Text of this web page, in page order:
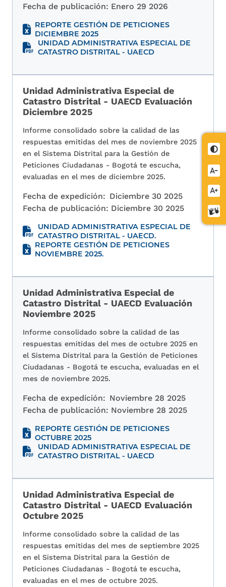
de
Fecha de publicación: Enero 29 2026
REPORTE GESTIÓN DE PETICIONES
DICIEMBRE 2025
UNIDAD ADMINISTRATIVA ESPECIAL DE
CATASTRO DISTRITAL - UAECD
Unidad Administrativa Especial de
Catastro Distrital - UAECD Evaluación
Diciembre 2025
Informe consolidado sobre la calidad de las
respuestas emitidas del mes de noviembre 2025
en el Sistema Distrital para la Gestión de
Peticiones Ciudadanas - Bogotá te escucha,
evaluadas en el mes de diciembre 2025.
Fecha de expedición: Diciembre 30 2025
Fecha de publicación: Diciembre 30 2025
UNIDAD ADMINISTRATIVA ESPECIAL DE
CATASTRO DISTRITAL - UAECD.
REPORTE GESTIÓN DE PETICIONES
NOVIEMBRE 2025.
Unidad Administrativa Especial de
Catastro Distrital - UAECD Evaluación
Noviembre 2025
Informe consolidado sobre la calidad de las
respuestas emitidas del mes de octubre 2025 en
el Sistema Distrital para la Gestión de Peticiones
Ciudadanas - Bogotá te escucha, evaluadas en el
mes de noviembre 2025.
Fecha de expedición: Noviembre 28 2025
Fecha de publicación: Noviembre 28 2025
REPORTE GESTIÓN DE PETICIONES
OCTUBRE 2025
UNIDAD ADMINISTRATIVA ESPECIAL DE
CATASTRO DISTRITAL - UAECD
Unidad Administrativa Especial de
Catastro Distrital - UAECD Evaluación
Octubre 2025
Informe consolidado sobre la calidad de las
respuestas emitidas del mes de septiembre 2025
en el Sistema Distrital para la Gestión de
Peticiones Ciudadanas - Bogotá te escucha,
evaluadas en el mes de octubre 2025.